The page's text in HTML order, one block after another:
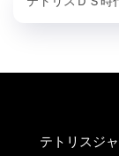
テトリスジ